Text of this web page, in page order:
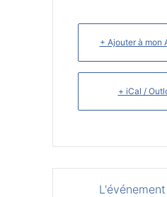
+ Ajouter à mon
+ iCal /